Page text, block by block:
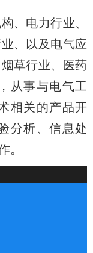
、电力行业、
、以及电气应
草行业、医药
从事与电气工
相关的产品开
分析、信息处
。